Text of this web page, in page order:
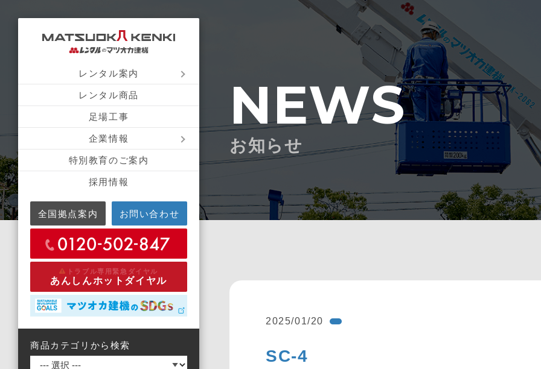
レンタル案内
レンタル商品
足場工事
企業情報
特別教育のご案内
採用情報
全国拠点案内 お問い合わせ
トラブル専用緊急ダイヤル
あんしんホットダイヤル
商品カテゴリから検索
NEWS
お知らせ
2025/01/20
SC-4